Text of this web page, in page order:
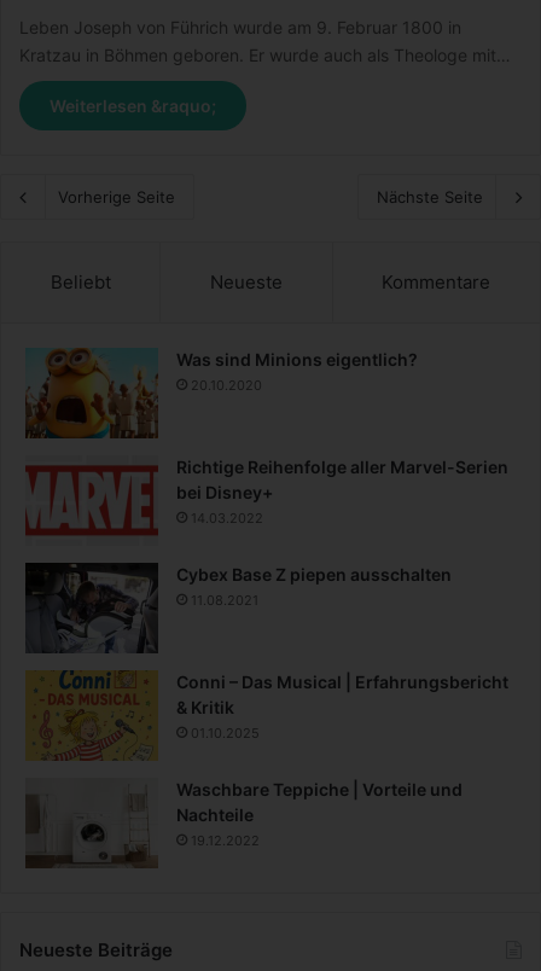
Leben Joseph von Führich wurde am 9. Februar 1800 in
Kratzau in Böhmen geboren. Er wurde auch als Theologe mit…
Weiterlesen &raquo;
Vorherige Seite Nächste Seite
Beliebt Neueste Kommentare
Was sind Minions eigentlich?
20.10.2020
Richtige Reihenfolge aller Marvel-Serien
bei Disney+
14.03.2022
Cybex Base Z piepen ausschalten
11.08.2021
Conni – Das Musical | Erfahrungsbericht
& Kritik
01.10.2025
Waschbare Teppiche | Vorteile und
Nachteile
19.12.2022
Neueste Beiträge